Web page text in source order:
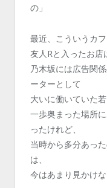
の」
最近、こういうカ
友人Rと入ったお店
乃木坂には広告関
ーターとして
大いに働いていた
一歩奥まった場所
ったけれど、
当時から多分あっ
は、
今はあまり見かけ